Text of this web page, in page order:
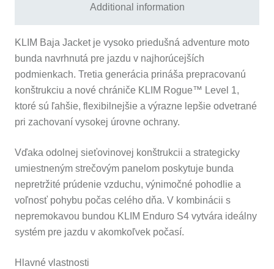
Additional information
KLIM Baja Jacket je vysoko priedušná adventure moto
bunda navrhnutá pre jazdu v najhorúcejších
podmienkach. Tretia generácia prináša prepracovanú
konštrukciu a nové chrániče KLIM Rogue™ Level 1,
ktoré sú ľahšie, flexibilnejšie a výrazne lepšie odvetrané
pri zachovaní vysokej úrovne ochrany.
Vďaka odolnej sieťovinovej konštrukcii a strategicky
umiestneným strečovým panelom poskytuje bunda
nepretržité prúdenie vzduchu, výnimočné pohodlie a
voľnosť pohybu počas celého dňa. V kombinácii s
nepremokavou bundou KLIM Enduro S4 vytvára ideálny
systém pre jazdu v akomkoľvek počasí.
Hlavné vlastnosti